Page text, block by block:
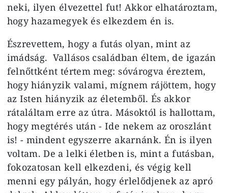
neki, ilyen élvezettel fut! Akkor elhatároztam,
hogy hazamegyek és elkezdem én is.
Észrevettem, hogy a futás olyan, mint az
imádság. Vallásos családban éltem, de igazán
felnőttként tértem meg: sóvárogva éreztem,
hogy hiányzik valami, mígnem rájöttem, hogy
az Isten hiányzik az életemből. És akkor
rátaláltam erre az útra. Másoktól is hallottam,
hogy megtérés után - Ide nekem az oroszlánt
is! - mindent egyszerre akarnánk. Én is ilyen
voltam. De a lelki életben is, mint a futásban,
fokozatosan kell elkezdeni, és végig kell
menni egy pályán, hogy érlelődjenek az apró